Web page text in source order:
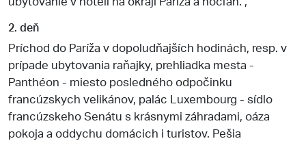
2. deň
Príchod do Paríža v dopoludňajších hodinách, resp. v
prípade ubytovania raňajky, prehliadka mesta -
Panthéon - miesto posledného odpočinku
francúzskych velikánov, palác Luxembourg - sídlo
francúzskeho Senátu s krásnymi záhradami, oáza
pokoja a oddychu domácich i turistov. Pešia